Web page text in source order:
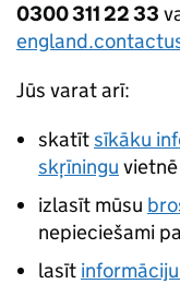
0300 311 22 33
Jūs varat arī:
skatītsīkāku
skŗīningu
izlasīt mūsu
nepieciešami
lasīt